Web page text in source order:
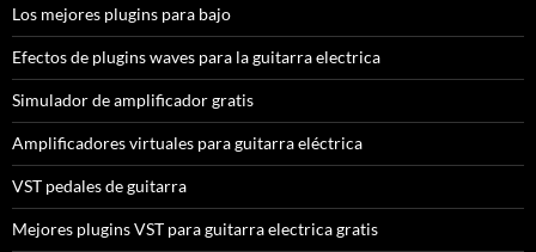
Los mejores plugins para bajo
Efectos de plugins waves para la guitarra electrica
Simulador de amplificador gratis
Amplificadores virtuales para guitarra eléctrica
VST pedales de guitarra
Mejores plugins VST para guitarra electrica gratis